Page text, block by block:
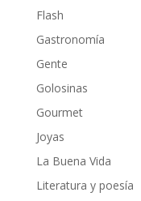
Flash
Gastronomía
Gente
Golosinas
Gourmet
Joyas
La Buena Vida
Literatura y poesía